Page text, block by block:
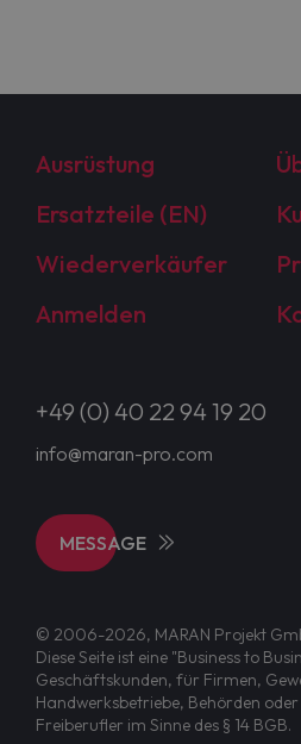
Ausrüstung
Ersatzteile (EN)
Wiederverkäufer
Anmelden
+49 (0) 40 22 94 19 20
info@maran-pro.com
MESSAGE
© 2006-2026, MARAN Projekt
Diese Seite ist eine "Business to
Geschäftskunden, für Firmen,
Handwerksbetriebe, Behörden
Freiberufler im Sinne des § 14 BGB.